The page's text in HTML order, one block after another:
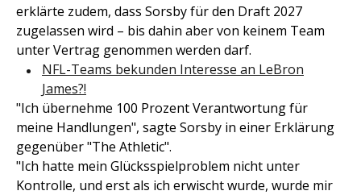
erklärte zudem, dass Sorsby für den Draft 2027
zugelassen wird – bis dahin aber von keinem Team
unter Vertrag genommen werden darf.
NFL-Teams bekunden Interesse an LeBron
James?!
"Ich übernehme 100 Prozent Verantwortung für
meine Handlungen", sagte Sorsby in einer Erklärung
gegenüber "The Athletic".
"Ich hatte mein Glücksspielproblem nicht unter
Kontrolle, und erst als ich erwischt wurde, wurde mir